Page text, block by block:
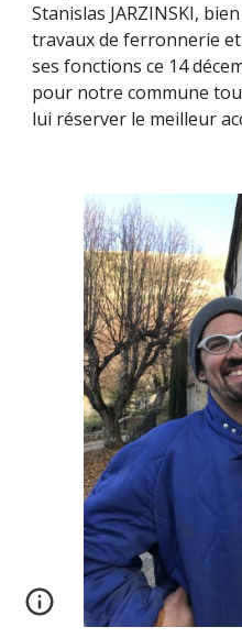
Stanislas JARZINSKI,
travaux de ferronnerie
ses fonctions ce 14
pour notre commune
lui réserver le meilleur